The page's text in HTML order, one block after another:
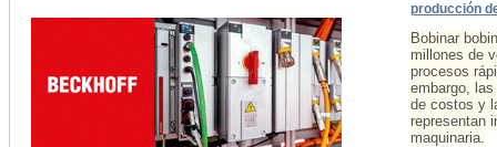
producción
Bobinar
millones de
procesos
embargo,
de costos y
representan
maquinaria.